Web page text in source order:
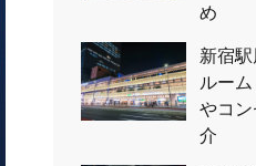
め
新宿
ルー
やコ
介